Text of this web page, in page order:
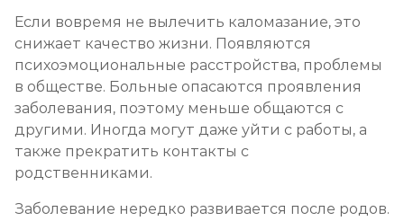
Если вовремя не вылечить каломазание, это
снижает качество жизни. Появляются
психоэмоциональные расстройства, проблемы
в обществе. Больные опасаются проявления
заболевания, поэтому меньше общаются с
другими. Иногда могут даже уйти с работы, а
также прекратить контакты с
родственниками.
Заболевание нередко развивается после родов.